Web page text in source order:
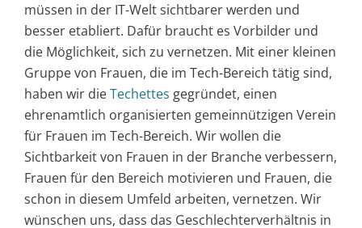
müssen in der IT-Welt sichtbarer werden und
besser etabliert. Dafür braucht es Vorbilder und
die Möglichkeit, sich zu vernetzen. Mit einer kleinen
Gruppe von Frauen, die im Tech-Bereich tätig sind,
haben wir dieTechettes gegründet, einen
ehrenamtlich organisierten gemeinnützigen Verein
für Frauen im Tech-Bereich. Wir wollen die
Sichtbarkeit von Frauen in der Branche verbessern,
Frauen für den Bereich motivieren und Frauen, die
schon in diesem Umfeld arbeiten, vernetzen. Wir
wünschen uns, dass das Geschlechterverhältnis in